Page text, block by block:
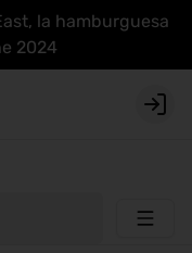
la hamburguesa
2024
Login